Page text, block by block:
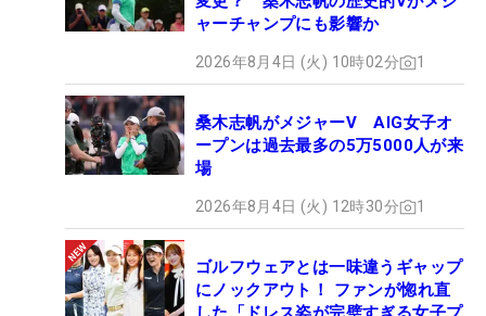
ャーチャンプにも影響か
2026年8月4日 (火) 10時02分 1
桑木志帆がメジャーV AIG女子オ
ープンは過去最多の5万5000人が来
場
2026年8月4日 (火) 12時30分 1
ゴルフウェアとは一味違うギャップ
にノックアウト！ ファンが惚れ直